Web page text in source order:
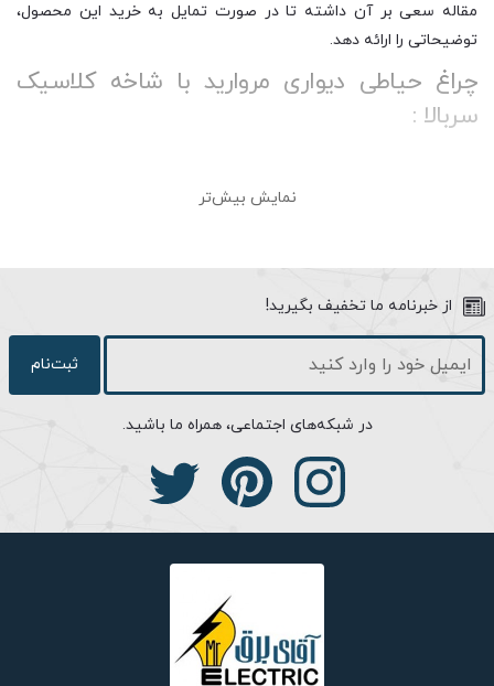
مقاله سعی بر آن داشته تا در صورت تمایل به خرید این محصول،
توضیحاتی را ارائه دهد.
چراغ حیاطی دیواری مروارید با شاخه کلاسیک
سربالا :
باشد. این ویژگی میزان مقاومت محصول در برابر آسیب دیدن در برابر
مقاومت آن در برابر باران را دارد. در این محصول درزهای بین حباب و
ساخت بدنه این محصول از آلومینیوم دایکاست استفاده شده که علاوه
بر سبکی، مقاومت بالایی در برابر خوردگی و زنگ زدگی دارد. در رنگ
طول زمان موجب افت کیفیت و زیبایی محصول نشود. همچنین برای
ساخت حباب این چراغ از ماده پلیمری مستحکم به نام پلی کربنات
استفاده شده که جایگزین خوبی برای شیشه است و میزان مقاومت
آلومینیوم استفاده شده در بدنه این محصول موجب انتقال گرمای
تولید شده توسط لامپ LED به محیط بیرون شده که همین امر موجب
نمایش بیش‌تر
از خبرنامه ما تخفیف بگیرید!
ثبت‌نام
در شبکه‌های اجتماعی، همراه ما باشید.